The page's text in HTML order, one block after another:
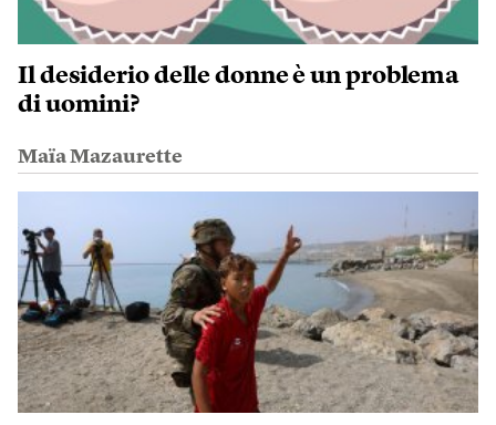
Il desiderio delle donne è un problema
di uomini?
Maïa Mazaurette